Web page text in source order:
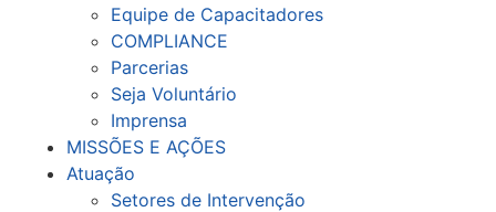
Equipe de Capacitadores
COMPLIANCE
Parcerias
Seja Voluntário
Imprensa
MISSÕES E AÇÕES
Atuação
Setores de Intervenção